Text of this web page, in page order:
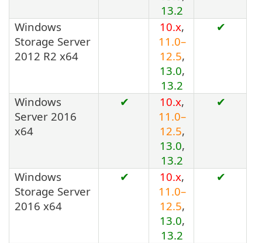
13.2
Windows
Storage Server
2012 R2 x64
10.x,
11.0–
12.5,
13.0,
13.2
✔
Windows
Server 2016
x64
✔ 10.x,
11.0–
12.5,
13.0,
13.2
✔
Windows
Storage Server
2016 x64
✔ 10.x,
11.0–
12.5,
13.0,
13.2
✔